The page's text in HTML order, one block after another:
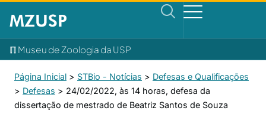
ℿ Museu de Zoologia da USP
Página Inicial > STBio - Notícias > Defesas e Qualificações
> Defesas > 24/02/2022, às 14 horas, defesa da
dissertação de mestrado de Beatriz Santos de Souza